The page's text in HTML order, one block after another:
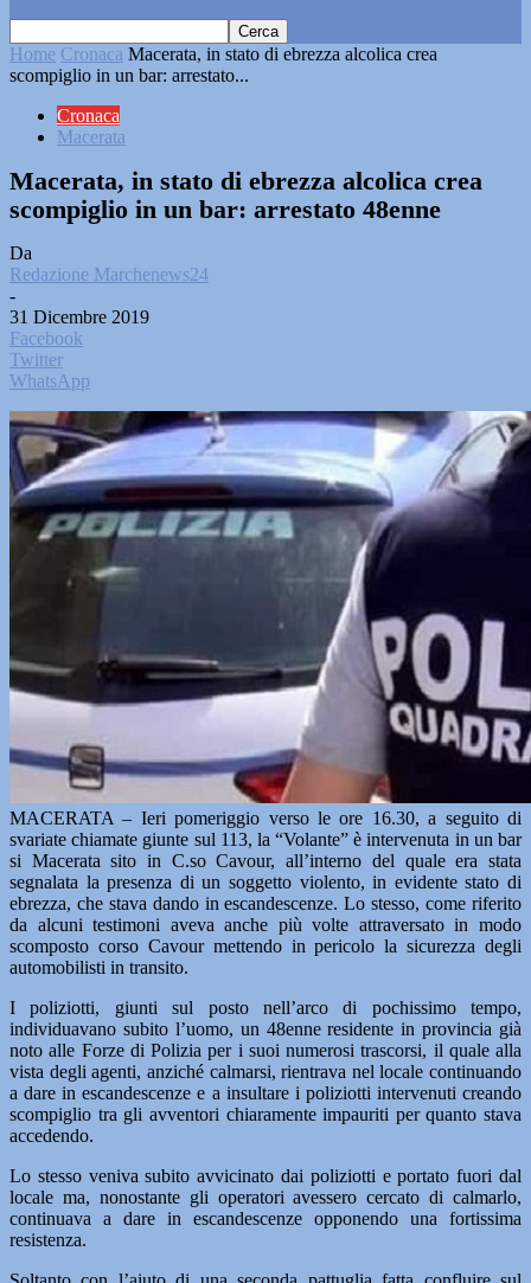
Home Cronaca Macerata, in stato di ebrezza alcolica crea
scompiglio in un bar: arrestato...
Cronaca
Macerata
Macerata, in stato di ebrezza alcolica crea
scompiglio in un bar: arrestato 48enne
Da
Redazione Marchenews24
-
31 Dicembre 2019
Facebook
Twitter
WhatsApp
MACERATA – Ieri pomeriggio verso le ore 16.30, a seguito di
svariate chiamate giunte sul 113, la “Volante” è intervenuta in un bar
si Macerata sito in C.so Cavour, all’interno del quale era stata
segnalata la presenza di un soggetto violento, in evidente stato di
ebrezza, che stava dando in escandescenze. Lo stesso, come riferito
da alcuni testimoni aveva anche più volte attraversato in modo
scomposto corso Cavour mettendo in pericolo la sicurezza degli
automobilisti in transito.
I poliziotti, giunti sul posto nell’arco di pochissimo tempo,
individuavano subito l’uomo, un 48enne residente in provincia già
noto alle Forze di Polizia per i suoi numerosi trascorsi, il quale alla
vista degli agenti, anziché calmarsi, rientrava nel locale continuando
a dare in escandescenze e a insultare i poliziotti intervenuti creando
scompiglio tra gli avventori chiaramente impauriti per quanto stava
accedendo.
Lo stesso veniva subito avvicinato dai poliziotti e portato fuori dal
locale ma, nonostante gli operatori avessero cercato di calmarlo,
continuava a dare in escandescenze opponendo una fortissima
resistenza.